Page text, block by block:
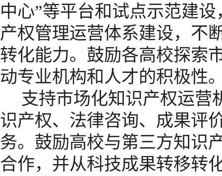
中心”等平台和试点示范建
产权管理运营体系建设，不
转化能力。鼓励各高校探索
动专业机构和人才的积极性
支持市场化知识产权运营
识产权、法律咨询、成果评
务。鼓励高校与第三方知识
合作，并从科技成果转移转